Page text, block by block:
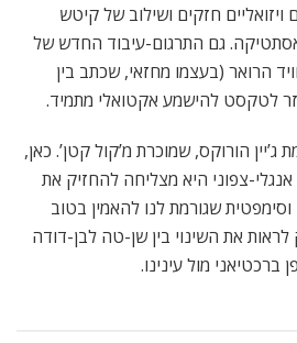
ויזואליים חזקים ושילוב של קיטש
ואסתטיקה. גם התרגום-עיבוד החדש של
הרואר (בעצמו מחזאי, שכתב בין
לטקסט להישמע אקטואלי מתמיד.
הורוקס, שמוכרת מ’קול קטן’. כאן,
צפוני היא מצליחה להחזיק את
שגורמת לנו להאמין בטוב
את השינוי בין שן-טה לבן-דודה
מול עינינו.